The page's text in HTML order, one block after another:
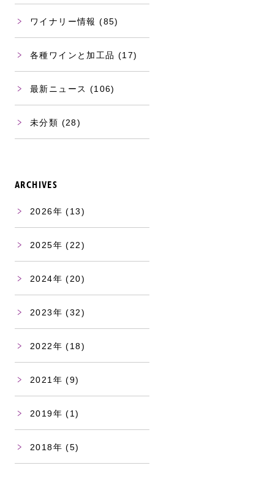
ワイナリー情報 (85)
各種ワインと加工品 (17)
最新ニュース (106)
未分類 (28)
ARCHIVES
2026 (13)
2025 (22)
2024 (20)
2023 (32)
2022 (18)
2021 (9)
2019 (1)
2018 (5)